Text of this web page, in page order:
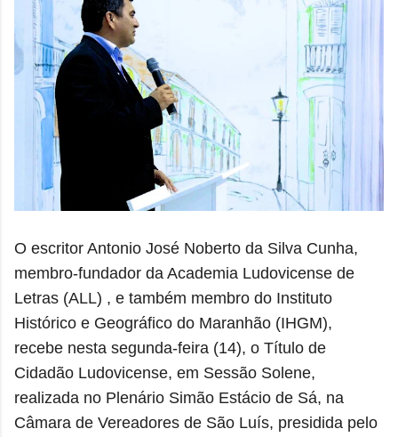
O escritor Antonio José Noberto da Silva Cunha,
membro-fundador da Academia Ludovicense de
Letras (ALL) , e também membro do Instituto
Histórico e Geográfico do Maranhão (IHGM),
recebe nesta segunda-feira (14), o Título de
Cidadão Ludovicense, em Sessão Solene,
realizada no Plenário Simão Estácio de Sá, na
Câmara de Vereadores de São Luís, presidida pelo